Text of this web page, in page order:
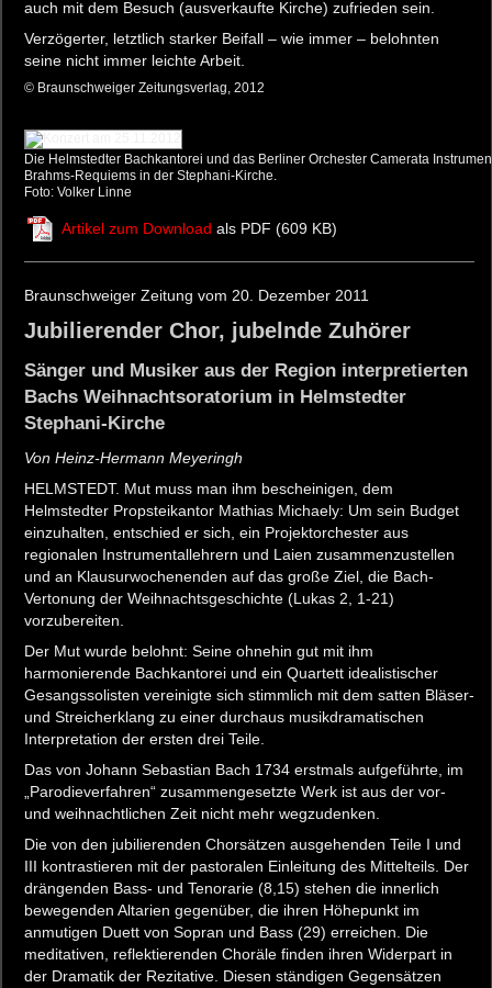
auch mit dem Besuch (ausverkaufte Kirche) zufrieden sein.
Verzögerter, letztlich starker Beifall – wie immer – belohnten
seine nicht immer leichte Arbeit.
© Braunschweiger Zeitungsverlag, 2012
Die Helmstedter Bachkantorei und das Berliner Orchester Camerata
Brahms-Requiems in der Stephani-Kirche.
Foto: Volker Linne
Artikel zum Download als PDF (609 KB)
Braunschweiger Zeitung vom 20. Dezember 2011
Jubilierender Chor, jubelnde Zuhörer
Sänger und Musiker aus der Region interpretierten
Bachs Weihnachtsoratorium in Helmstedter
Stephani-Kirche
Von Heinz-Hermann Meyeringh
HELMSTEDT. Mut muss man ihm bescheinigen, dem
Helmstedter Propsteikantor Mathias Michaely: Um sein Budget
einzuhalten, entschied er sich, ein Projektorchester aus
regionalen Instrumentallehrern und Laien zusammenzustellen
und an Klausurwochenenden auf das große Ziel, die Bach-
Vertonung der Weihnachtsgeschichte (Lukas 2, 1-21)
vorzubereiten.
Der Mut wurde belohnt: Seine ohnehin gut mit ihm
harmonierende Bachkantorei und ein Quartett idealistischer
Gesangssolisten vereinigte sich stimmlich mit dem satten Bläser-
und Streicherklang zu einer durchaus musikdramatischen
Interpretation der ersten drei Teile.
Das von Johann Sebastian Bach 1734 erstmals aufgeführte, im
„Parodieverfahren“ zusammengesetzte Werk ist aus der vor-
und weihnachtlichen Zeit nicht mehr wegzudenken.
Die von den jubilierenden Chorsätzen ausgehenden Teile I und
III kontrastieren mit der pastoralen Einleitung des Mittelteils. Der
drängenden Bass- und Tenorarie (8,15) stehen die innerlich
bewegenden Altarien gegenüber, die ihren Höhepunkt im
anmutigen Duett von Sopran und Bass (29) erreichen. Die
meditativen, reflektierenden Choräle finden ihren Widerpart in
der Dramatik der Rezitative. Diesen ständigen Gegensätzen